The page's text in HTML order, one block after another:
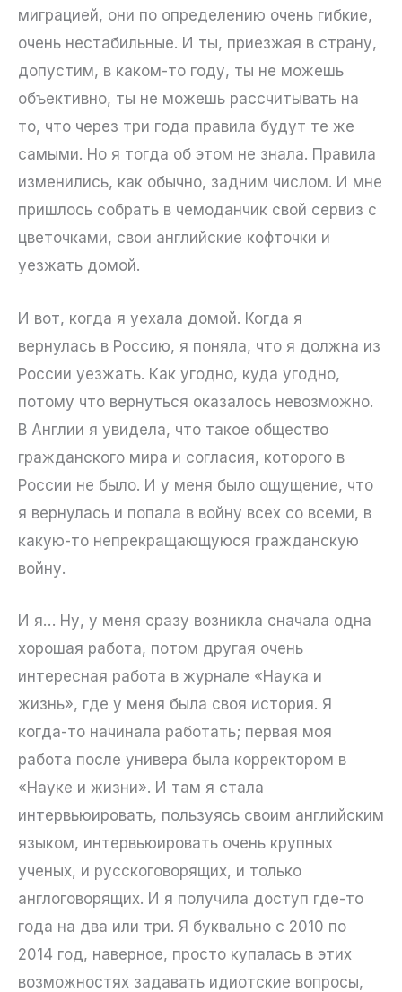
миграцией, они по определению очень гибкие,
очень нестабильные. И ты, приезжая в страну,
допустим, в каком-то году, ты не можешь
объективно, ты не можешь рассчитывать на
то, что через три года правила будут те же
самыми. Но я тогда об этом не знала. Правила
изменились, как обычно, задним числом. И мне
пришлось собрать в чемоданчик свой сервиз с
цветочками, свои английские кофточки и
уезжать домой.
И вот, когда я уехала домой. Когда я
вернулась в Россию, я поняла, что я должна из
России уезжать. Как угодно, куда угодно,
потому что вернуться оказалось невозможно.
В Англии я увидела, что такое общество
гражданского мира и согласия, которого в
России не было. И у меня было ощущение, что
я вернулась и попала в войну всех со всеми, в
какую-то непрекращающуюся гражданскую
войну.
И я… Ну, у меня сразу возникла сначала одна
хорошая работа, потом другая очень
интересная работа в журнале «Наука и
жизнь», где у меня была своя история. Я
когда-то начинала работать; первая моя
работа после универа была корректором в
«Науке и жизни». И там я стала
интервьюировать, пользуясь своим английским
языком, интервьюировать очень крупных
ученых, и русскоговорящих, и только
англоговорящих. И я получила доступ где-то
года на два или три. Я буквально с 2010 по
2014 год, наверное, просто купалась в этих
возможностях задавать идиотские вопросы,